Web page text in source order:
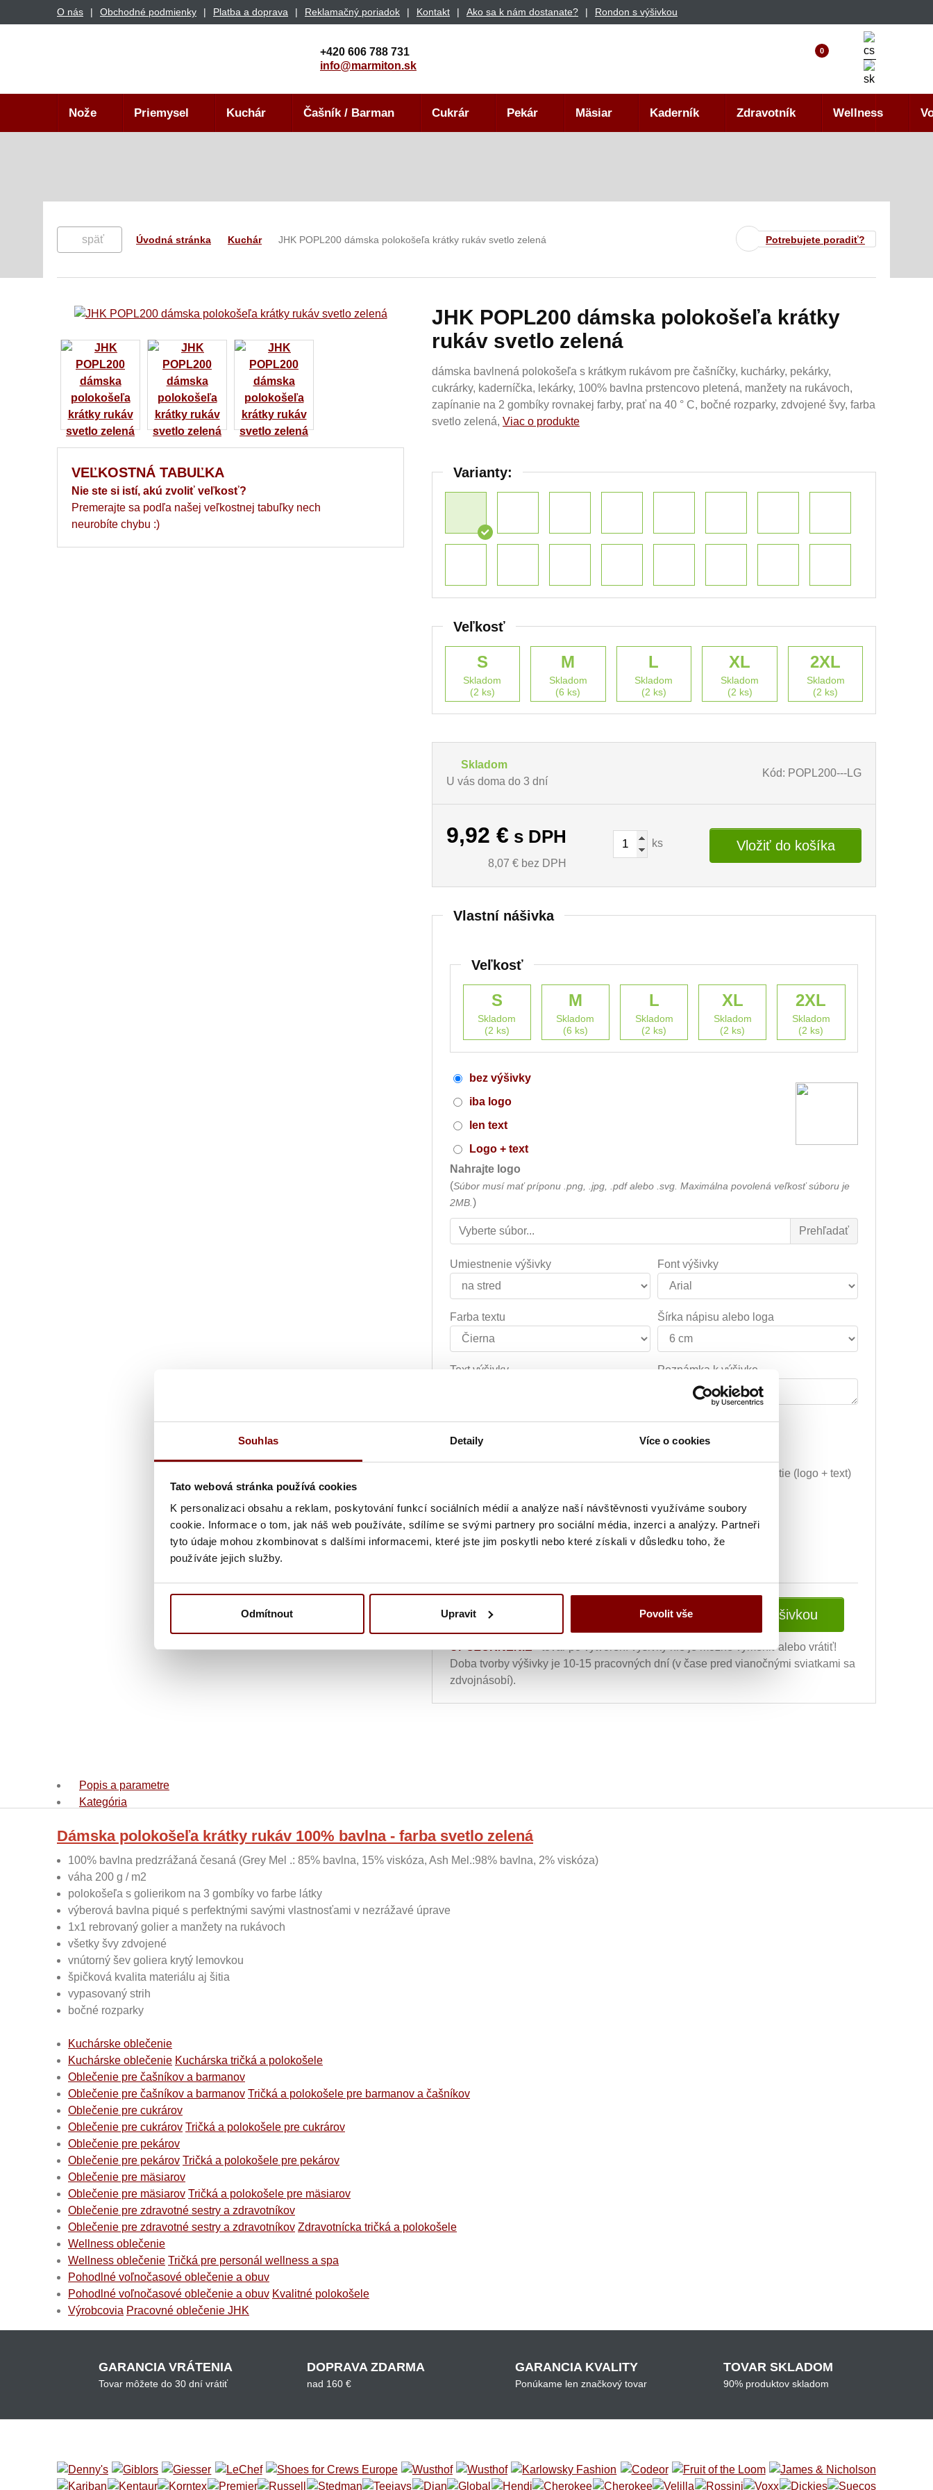
Souhlas Detaily Více o cookies
Tato webová stránka používá cookies
K personalizaci obsahu a reklam, poskytování funkcí sociálních médií a analýze naší návštěvnosti využíváme soubory
cookie. Informace o tom, jak náš web používáte, sdílíme se svými partnery pro sociální média, inzerci a analýzy. Partneři
tyto údaje mohou zkombinovat s dalšími informacemi, které jste jim poskytli nebo které získali v důsledku toho, že
používáte jejich služby.
Odmítnout Upravit Povolit vše
O nás Obchodné podmienky Platba a doprava Reklamačný poriadok Kontakt Ako sa k nám dostanate? Rondon s výšivkou
+420 606 788 731
info@marmiton.sk
0
Nože Priemysel Kuchár Čašník / Barman Cukrár Pekár Mäsiar Kaderník Zdravotník Wellness
Potrebujete poradiť?
späť Úvodná stránka Kuchár JHK POPL200 dámska polokošeľa krátky rukáv svetlo zelená
JHK POPL200 dámska polokošeľa krátky
rukáv svetlo zelená
dámska bavlnená polokošeľa s krátkym rukávom pre čašníčky, kuchárky, pekárky,
cukrárky, kaderníčka, lekárky, 100% bavlna prstencovo pletená, manžety na rukávoch,
zapínanie na 2 gombíky rovnakej farby, prať na 40 ° C, bočné rozparky, zdvojené švy, farba
svetlo zelená, Viac o produkte
Varianty:
Veľkosť
S
Skladom
(2 ks)
M
Skladom
(6 ks)
L
Skladom
(2 ks)
XL
Skladom
(2 ks)
2XL
Skladom
(2 ks)
Skladom
U vás doma do 3 dní
Kód: POPL200---LG
9,92 € s DPH
8,07 € bez DPH
ks Vložiť do košíka
Vlastní nášivka
Veľkosť
S
Skladom
(2 ks)
M
Skladom
(6 ks)
L
Skladom
(2 ks)
XL
Skladom
(2 ks)
2XL
Skladom
(2 ks)
bez výšivky
iba logo
len text
Logo + text
Nahrajte logo
(Súbor musí mať príponu .png, .jpg, .pdf alebo .svg. Maximálna povolená veľkosť súboru je
2MB. )
Umiestnenie výšivky Font výšivky
Farba textu Šírka nápisu alebo loga
Text výšivky Poznámka k výšivke
Grafická úprava a vyšitie (logo + text)
Vyšitie loga a textu (bez grafickej úpravy) + 10.20€
9,92 Vložiť do košíka s výšivkou
UPOZORNENIE- tovar po vytvorení výšivky nie je možné vymeniť alebo vrátiť!
Doba tvorby výšivky je 10-15 pracovných dní (v čase pred vianočnými sviatkami sa
zdvojnásobí).
VEĽKOSTNÁ TABUĽKA
Nie ste si istí, akú zvoliť veľkosť?
Premerajte sa podľa našej veľkostnej tabuľky nech
neurobíte chybu :)
Popis a parametre
Kategória
Dámska polokošeľa krátky rukáv 100% bavlna - farba svetlo zelená
100% bavlna predzrážaná česaná (Grey Mel .: 85% bavlna, 15% viskóza, Ash Mel.:98% bavlna, 2% viskóza)
váha 200 g / m2
polokošeľa s golierikom na 3 gombíky vo farbe látky
výberová bavlna piqué s perfektnými savými vlastnosťami v nezrážavé úprave
1x1 rebrovaný golier a manžety na rukávoch
všetky švy zdvojené
vnútorný šev goliera krytý lemovkou
špičková kvalita materiálu aj šitia
vypasovaný strih
bočné rozparky
Kuchárske oblečenie
Kuchárske oblečenie Kuchárska tričká a polokošele
Oblečenie pre čašníkov a barmanov
Oblečenie pre čašníkov a barmanov Tričká a polokošele pre barmanov a čašníkov
Oblečenie pre cukrárov
Oblečenie pre cukrárov Tričká a polokošele pre cukrárov
Oblečenie pre pekárov
Oblečenie pre pekárov Tričká a polokošele pre pekárov
Oblečenie pre mäsiarov
Oblečenie pre mäsiarov Tričká a polokošele pre mäsiarov
Oblečenie pre zdravotné sestry a zdravotníkov
Oblečenie pre zdravotné sestry a zdravotníkov Zdravotnícka tričká a polokošele
Wellness oblečenie
Wellness oblečenie Tričká pre personál wellness a spa
Pohodlné voľnočasové oblečenie a obuv
Pohodlné voľnočasové oblečenie a obuv Kvalitné polokošele
Výrobcovia Pracovné oblečenie JHK
GARANCIA VRÁTENIA
Tovar môžete do 30 dní vrátiť
DOPRAVA ZDARMA
nad 160 €
GARANCIA KVALITY
Ponúkame len značkový tovar
TOVAR SKLADOM
90% produktov skladom